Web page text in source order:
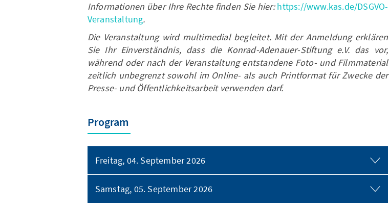
Informationen über Ihre Rechte finden Sie hier:https://www.kas.de/DSGVO-
Veranstaltung.
Die Veranstaltung wird multimedial begleitet. Mit der Anmeldung erklären
Sie Ihr Einverständnis, dass die Konrad-Adenauer-Stiftung e.V. das vor,
während oder nach der Veranstaltung entstandene Foto- und Filmmaterial
zeitlich unbegrenzt sowohl im Online- als auch Printformat für Zwecke der
Presse- und Öffentlichkeitsarbeit verwenden darf.
Program
Freitag, 04. September 2026
Samstag, 05. September 2026